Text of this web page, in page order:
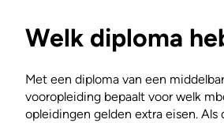
Welk diploma
Met een diploma van een
vooropleiding bepaalt voor welk
opleidingen gelden extra eisen.